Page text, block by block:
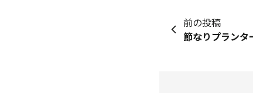
前の投稿